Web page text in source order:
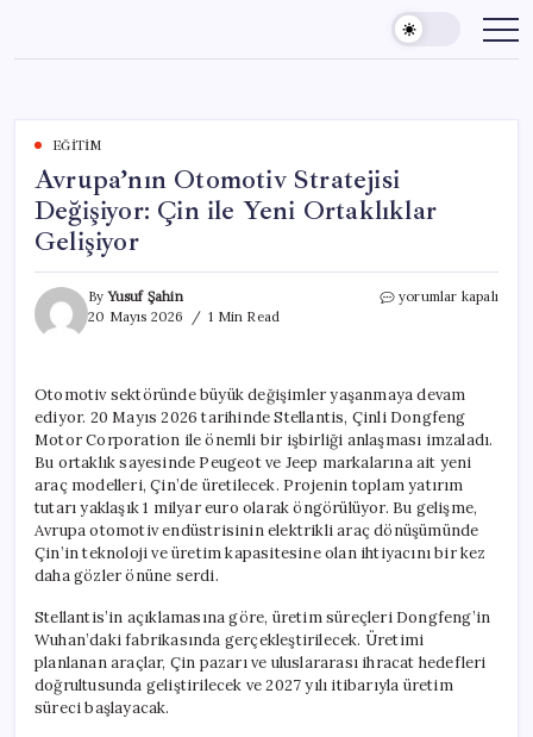
content
EĞITIM
Avrupa’nın Otomotiv Stratejisi
Değişiyor: Çin ile Yeni Ortaklıklar
Gelişiyor
ByYusuf Şahin
20 Mayıs 2026
1 Min Read
Avrupa’nın
ile
Yeni
Ortaklıklar
Gelişiyor
yorumlar kapalı
Otomotiv sektöründe büyük değişimler yaşanmaya devam
ediyor. 20 Mayıs 2026 tarihinde Stellantis, Çinli Dongfeng
Motor Corporation ile önemli bir işbirliği anlaşması imzaladı.
Bu ortaklık sayesinde Peugeot ve Jeep markalarına ait yeni
araç modelleri, Çin’de üretilecek. Projenin toplam yatırım
tutarı yaklaşık 1 milyar euro olarak öngörülüyor. Bu gelişme,
Avrupa otomotiv endüstrisinin elektrikli araç dönüşümünde
Çin’in teknoloji ve üretim kapasitesine olan ihtiyacını bir kez
daha gözler önüne serdi.
Stellantis’in açıklamasına göre, üretim süreçleri Dongfeng’in
Wuhan’daki fabrikasında gerçekleştirilecek. Üretimi
planlanan araçlar, Çin pazarı ve uluslararası ihracat hedefleri
doğrultusunda geliştirilecek ve 2027 yılı itibarıyla üretim
süreci başlayacak.